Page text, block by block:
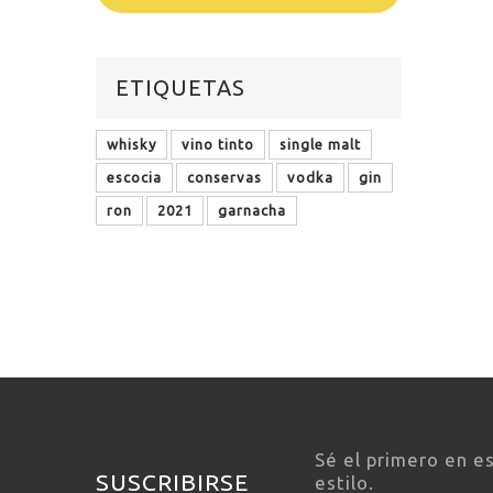
ETIQUETAS
whisky vino tinto single malt
escocia conservas vodka gin
ron 2021 garnacha
SUSCRIBIRSE
Sé el primero en
estilo.